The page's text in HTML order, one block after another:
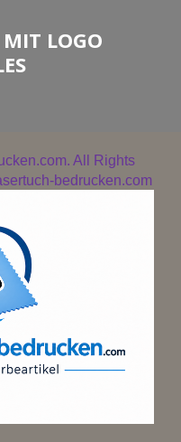
MIT LOGO
All Rights
bedrucken.com